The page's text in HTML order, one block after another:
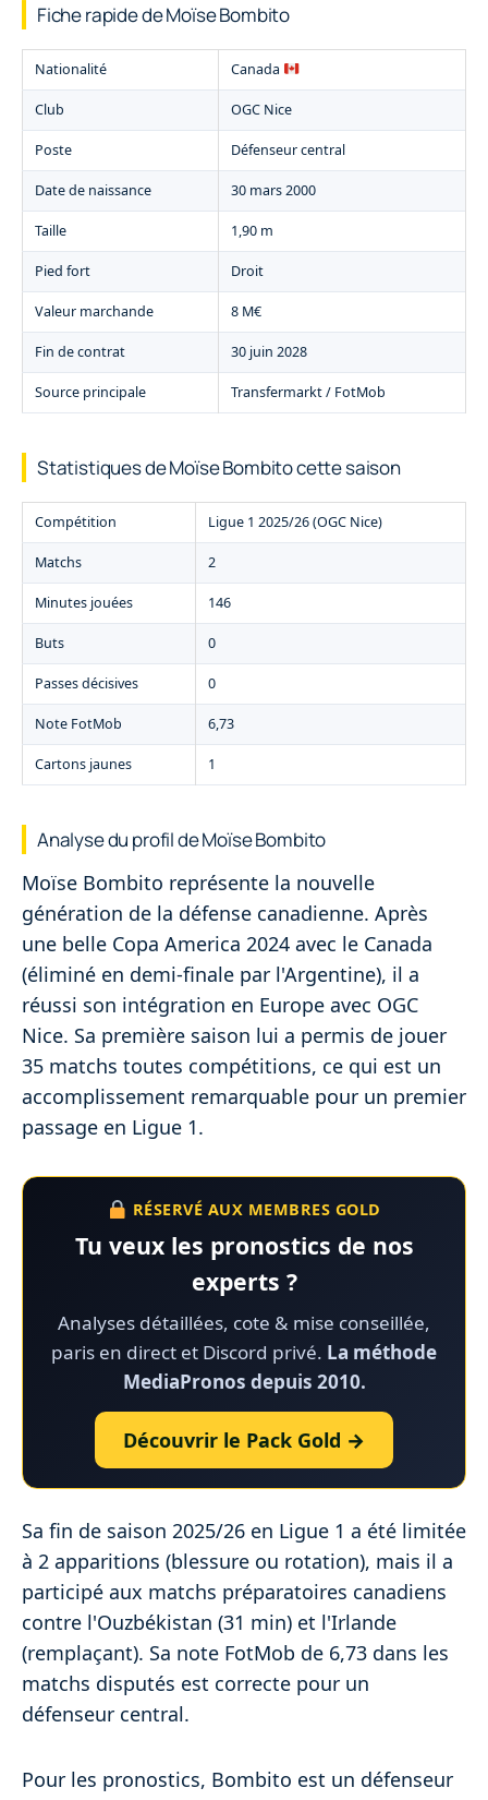
Fiche rapide de Moïse Bombito
Nationalité Canada
Club OGC Nice
Poste Défenseur central
Date de naissance 30 mars 2000
Taille 1,90 m
Pied fort Droit
Valeur marchande 8 M€
Fin de contrat 30 juin 2028
Source principale Transfermarkt / FotMob
Statistiques de Moïse Bombito cette saison
Compétition Ligue 1 2025/26 (OGC Nice)
Matchs 2
Minutes jouées 146
Buts 0
Passes décisives 0
Note FotMob 6,73
Cartons jaunes 1
Analyse du profil de Moïse Bombito
Moïse Bombito représente la nouvelle
génération de la défense canadienne. Après
une belle Copa America 2024 avec le Canada
(éliminé en demi-finale par l'Argentine), il a
réussi son intégration en Europe avec OGC
Nice. Sa première saison lui a permis de jouer
35 matchs toutes compétitions, ce qui est un
accomplissement remarquable pour un premier
passage en Ligue 1.
RÉSERVÉ AUX MEMBRES GOLD
Tu veux les pronostics de nos
experts ?
Analyses détaillées, cote & mise conseillée,
paris en direct et Discord privé. La méthode
MediaPronos depuis 2010.
Découvrir le Pack Gold →
Sa fin de saison 2025/26 en Ligue 1 a été limitée
à 2 apparitions (blessure ou rotation), mais il a
participé aux matchs préparatoires canadiens
contre l'Ouzbékistan (31 min) et l'Irlande
(remplaçant). Sa note FotMob de 6,73 dans les
matchs disputés est correcte pour un
défenseur central.
Pour les pronostics, Bombito est un défenseur